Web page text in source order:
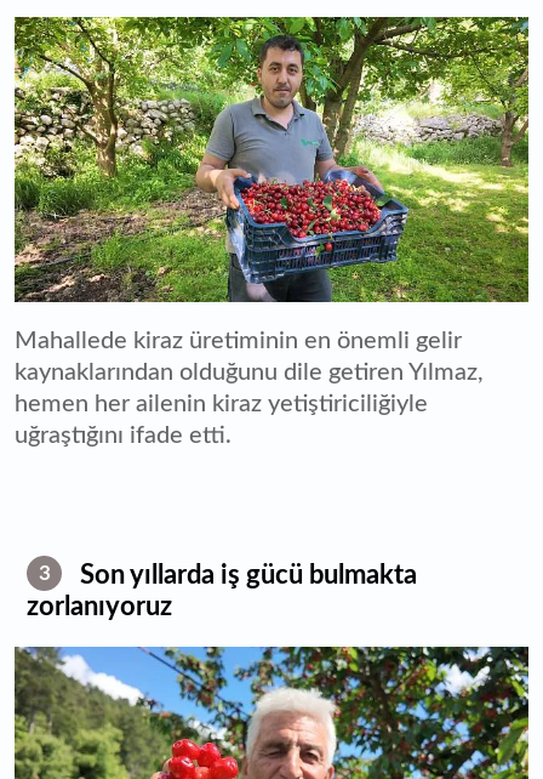
Mahallede kiraz üretiminin en önemli gelir
kaynaklarından olduğunu dile getiren Yılmaz,
hemen her ailenin kiraz yetiştiriciliğiyle
uğraştığını ifade etti.
3
Son yıllarda iş gücü bulmakta
zorlanıyoruz